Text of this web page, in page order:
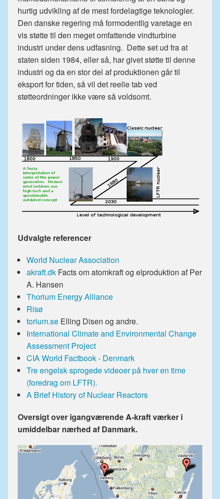
hurtig udvikling af de mest fordelagtige teknologier.
Den danske regering må formodentlig varetage en
vis støtte til den meget omfattende vindturbine
industri under dens udfasning. Dette set ud fra at
staten siden 1984, eller så, har givet støtte til denne
industri og da en stor del af produktionen går til
eksport for tiden, så vil det reelle tab ved
støtteordninger ikke være så voldsomt.
Udvalgte referencer
World Nuclear Association
akraft.dkFacts om atomkraft og elproduktion af Per
A. Hansen
Thorium Energy Alliance
Risø
torium.seElling Disen og andre.
International Climate and Environmental Change
Assessment Project
CIA World Factbook - Denmark
Tre engelsk sprogede videoer på hver en time
(foredrag om LFTR).
A Brief History of Nuclear Reactors
Oversigt over igangværende A-kraft værker i
umiddelbar nærhed af Danmark.